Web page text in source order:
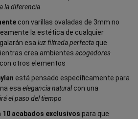
la diferencia
con varillas ovaladas de 3mm no
la estética de cualquier
esa luz filtrada perfecta que
crea ambientes acogedores
con otros elementos
está pensado específicamente para
esa elegancia naturalcon una
el paso del tiempo
10 acabados exclusivos para que